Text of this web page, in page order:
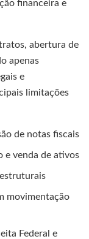
financeira e
abertura de
apenas
e
limitações
de notas fiscais
e venda de ativos
movimentação
Federal e